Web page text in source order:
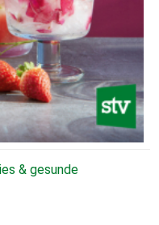
& gesunde